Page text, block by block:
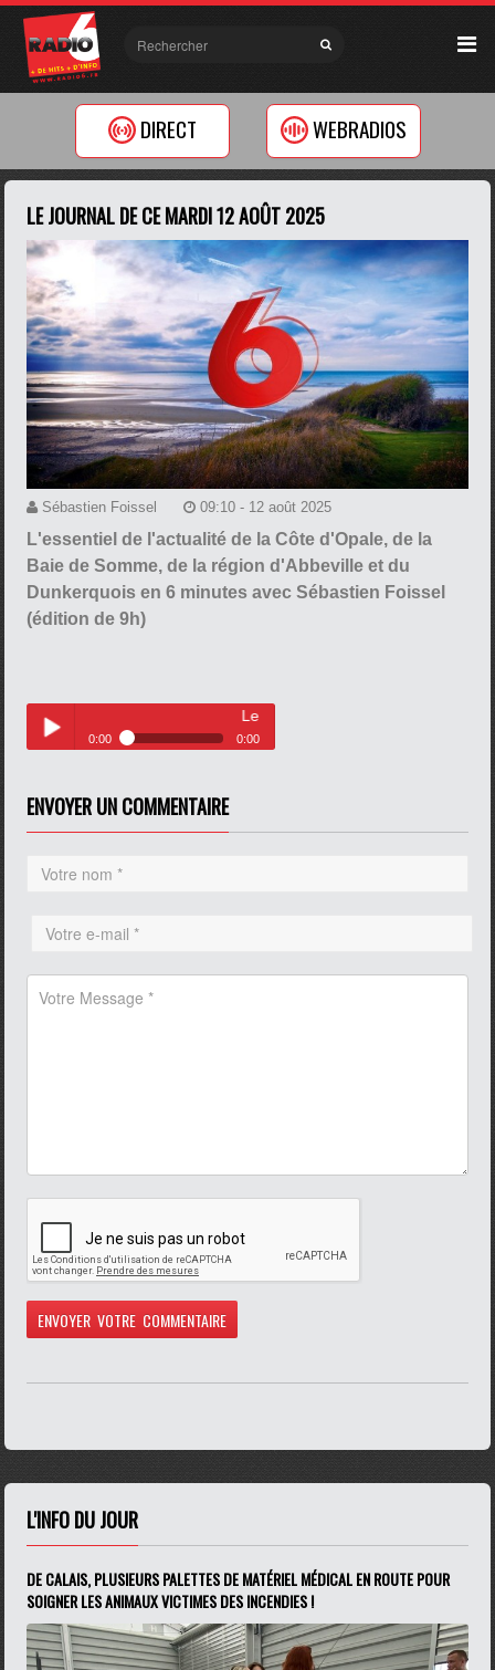
DIRECT WEBRADIOS
LE JOURNAL DE CE MARDI 12 AOÛT 2025
Sébastien Foissel 09:10 - 12 août 2025
L'essentiel de l'actualité de la Côte d'Opale, de la
Baie de Somme, de la région d'Abbeville et du
Dunkerquois en 6 minutes avec Sébastien Foissel
(édition de 9h)
Le journal du 12 août 2025
0:00 0:00
ENVOYER UN COMMENTAIRE
L'INFO DU JOUR
DE CALAIS, PLUSIEURS PALETTES DE MATÉRIEL MÉDICAL EN ROUTE POUR
SOIGNER LES ANIMAUX VICTIMES DES INCENDIES !